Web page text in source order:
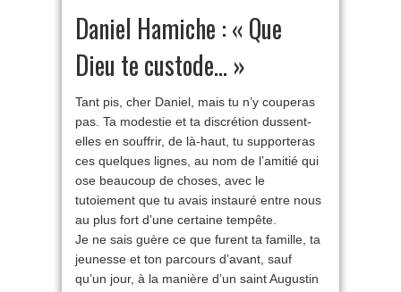
Daniel Hamiche : « Que
Dieu te custode… »
Tant pis, cher Daniel, mais tu n’y couperas
pas. Ta modestie et ta discrétion dussent-
elles en souffrir, de là-haut, tu supporteras
ces quelques lignes, au nom de l’amitié qui
ose beaucoup de choses, avec le
tutoiement que tu avais instauré entre nous
au plus fort d’une certaine tempête.
Je ne sais guère ce que furent ta famille, ta
jeunesse et ton parcours d’avant, sauf
qu’un jour, à la manière d’un saint Augustin